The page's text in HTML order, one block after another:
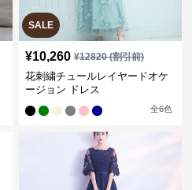
SALE
¥10,260 ¥12820(割引前)
花刺繍チュールレイヤードオケ
ージョン ドレス
全6色